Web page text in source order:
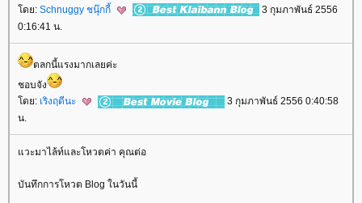
ดย: Schnuggy ชนุ๊กกี้
3 กุมภาพันธ์ 2556
0:16:41 น.
ตลกนี้แรงมากเลยค่ะ
ชอบจัง
ดย: เริงฤดีนะ
3 กุมภาพันธ์ 2556 0:40:58
น.
วะมาไล้ท์และโหวตค่า คุณต่อ
บันทึกการโหวต Blog ในวันนี้